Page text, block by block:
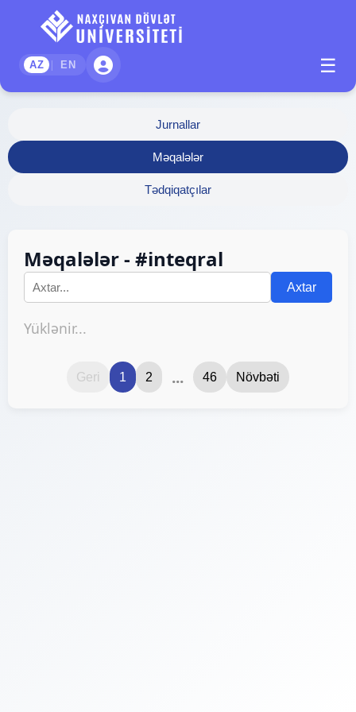
AZ | EN ☰
Jurnallar
Məqalələr
Tədqiqatçılar
Məqalələr - #inteqral
Axtar
Yüklənir...
Geri 1 2 ... 46 Növbəti